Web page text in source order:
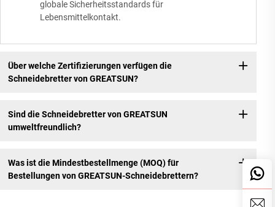
globale Sicherheitsstandards für
Lebensmittelkontakt.
Über welche Zertifizierungen verfügen die
Schneidebretter von GREATSUN?
Sind die Schneidebretter von GREATSUN
umweltfreundlich?
Was ist die Mindestbestellmenge (MOQ) für
Bestellungen von GREATSUN-Schneidebrettern?